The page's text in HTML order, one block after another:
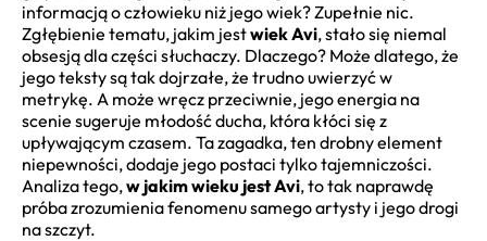
informacją o człowieku niż jego wiek? Zupełnie nic.
Zgłębienie tematu, jakim jestwiek Avi, stało się niemal
obsesją dla części słuchaczy. Dlaczego? Może dlatego, że
jego teksty są tak dojrzałe, że trudno uwierzyć w
metrykę. A może wręcz przeciwnie, jego energia na
scenie sugeruje młodość ducha, która kłóci się z
upływającym czasem. Ta zagadka, ten drobny element
niepewności, dodaje jego postaci tylko tajemniczości.
Analiza tego,w jakim wieku jest Avi, to tak naprawdę
próba zrozumienia fenomenu samego artysty i jego drogi
na szczyt.